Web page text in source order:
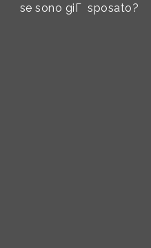
se sono giГ sposato?